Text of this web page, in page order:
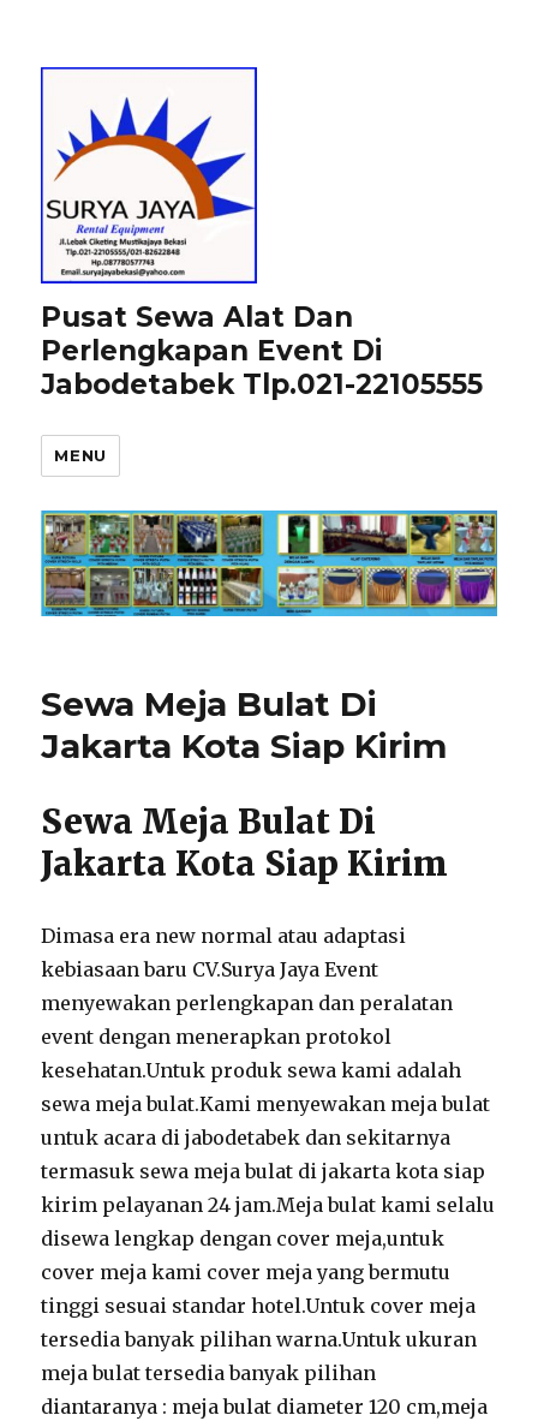
Pusat Sewa Alat Dan
Perlengkapan Event Di
Jabodetabek Tlp.021-22105555
MENU
Sewa Meja Bulat Di
Jakarta Kota Siap Kirim
Sewa Meja Bulat Di
Jakarta Kota Siap Kirim
Dimasa era new normal atau adaptasi
kebiasaan baru CV.Surya Jaya Event
menyewakan perlengkapan dan peralatan
event dengan menerapkan protokol
kesehatan.Untuk produk sewa kami adalah
sewa meja bulat.Kami menyewakan meja bulat
untuk acara di jabodetabek dan sekitarnya
termasuk sewa meja bulat di jakarta kota siap
kirim pelayanan 24 jam.Meja bulat kami selalu
disewa lengkap dengan cover meja,untuk
cover meja kami cover meja yang bermutu
tinggi sesuai standar hotel.Untuk cover meja
tersedia banyak pilihan warna.Untuk ukuran
meja bulat tersedia banyak pilihan
diantaranya : meja bulat diameter 120 cm,meja